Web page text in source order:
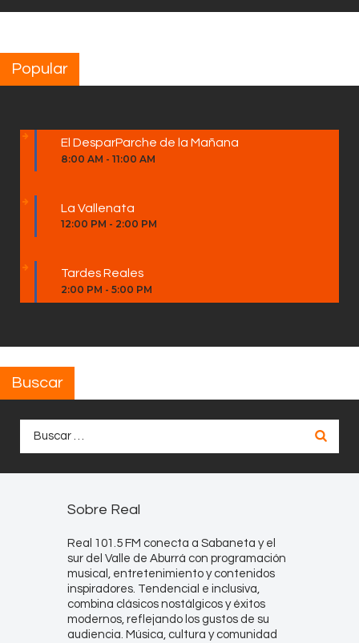
Popular
El DesparParche de la Mañana
8:00 AM - 11:00 AM
La Vallenata
12:00 PM - 2:00 PM
Tardes Reales
2:00 PM - 5:00 PM
Buscar
Sobre Real
Real 101.5 FM conecta a Sabaneta y el
sur del Valle de Aburrá con programación
musical, entretenimiento y contenidos
inspiradores. Tendencial e inclusiva,
combina clásicos nostálgicos y éxitos
modernos, reflejando los gustos de su
audiencia. Música, cultura y comunidad